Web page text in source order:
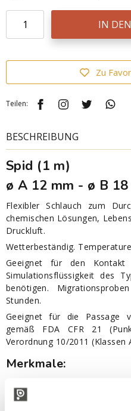
IN
Zu
Teilen:
BESCHREIBUNG
Spid (1 m)
ø A 12 mm - ø B
Flexibler Schlauch zum
chemischen Lösungen,
Druckluft.
Wetterbeständig.
Geeignet für den
Simulationsflüssigkeit des
benötigen.
Stunden.
Geeignet für die Passage
gemäß FDA CFR 21
Verordnung 10/2011 (Klassen
Merkmale:
Arbeitsdruck bar bei 23°C: